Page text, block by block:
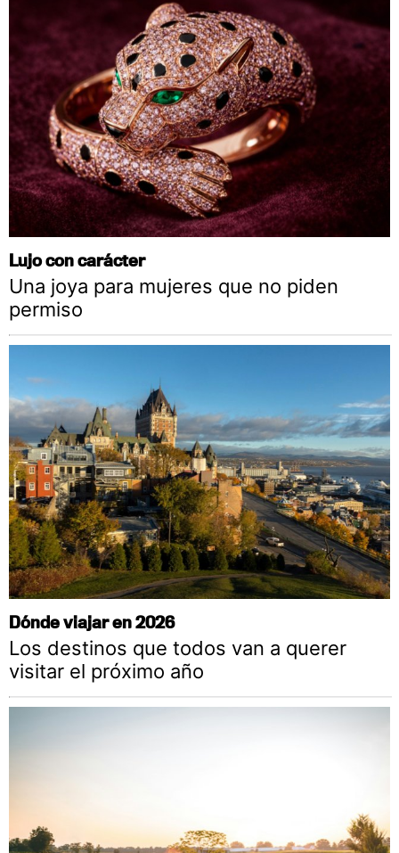
Lujo con carácter
Una joya para mujeres que no piden
permiso
Dónde viajar en 2026
Los destinos que todos van a querer
visitar el próximo año